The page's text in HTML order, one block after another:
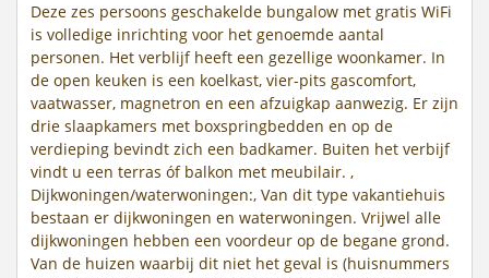
Deze zes persoons geschakelde bungalow met gratis WiFi
is volledige inrichting voor het genoemde aantal
personen. Het verblijf heeft een gezellige woonkamer. In
de open keuken is een koelkast, vier-pits gascomfort,
vaatwasser, magnetron en een afzuigkap aanwezig. Er zijn
drie slaapkamers met boxspringbedden en op de
verdieping bevindt zich een badkamer. Buiten het verbijf
vindt u een terras óf balkon met meubilair. ,
Dijkwoningen/waterwoningen:, Van dit type vakantiehuis
bestaan er dijkwoningen en waterwoningen. Vrijwel alle
dijkwoningen hebben een voordeur op de begane grond.
Van de huizen waarbij dit niet het geval is (huisnummers